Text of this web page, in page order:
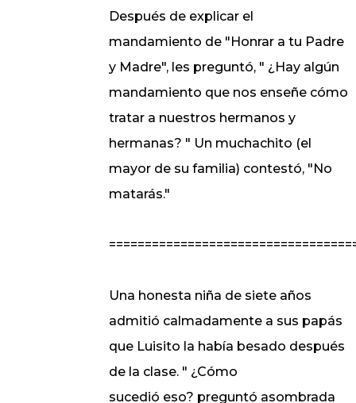
Después de explicar el
mandamiento de "Honrar a tu Padre
y Madre", les preguntó, " ¿Hay algún
mandamiento que nos enseñe cómo
tratar a nuestros hermanos y
hermanas? " Un muchachito (el
mayor de su familia) contestó, "No
matarás."
Una honesta niña de siete años
admitió calmadamente a sus papás
que Luisito la había besado después
de la clase. " ¿Cómo
sucedió eso? preguntó asombrada